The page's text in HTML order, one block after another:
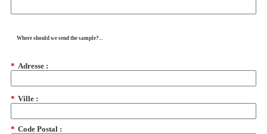
Where should we send the sample?...
* Adresse :
* Ville :
* Code Postal :